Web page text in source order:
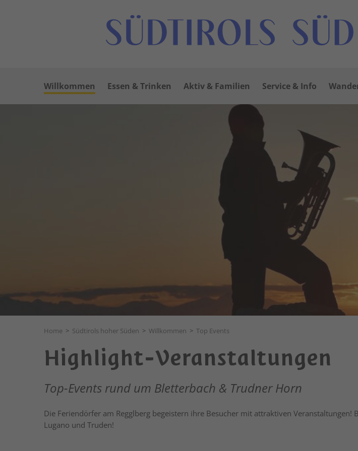
Willkommen Essen & Trinken Aktiv & Familien Service & Info
Home > Südtirols hoher Süden > Willkommen > Top Events
Highlight-Veranstaltungen
Top-Events rund um Bletterbach & Trudner Horn
Die Feriendörfer am Regglberg begeistern ihre Besucher mit attraktiven Veranstaltungen!
Lugano und Truden!